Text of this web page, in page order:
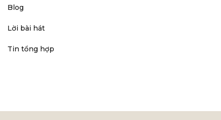
Blog
Lời bài hát
Tin tổng hợp